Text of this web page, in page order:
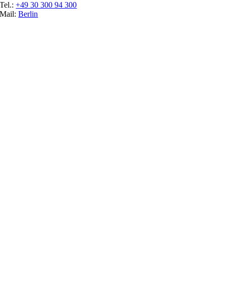
Tel.:+49 30 300 94 300
Mail:Berlin